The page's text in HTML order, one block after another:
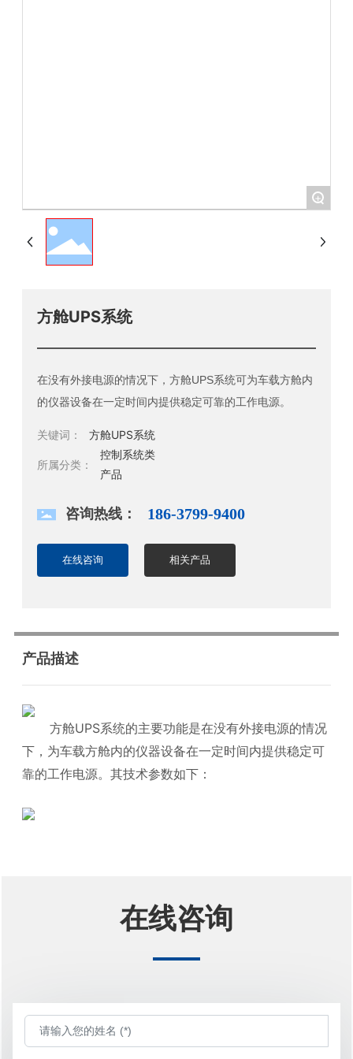
+
方舱UPS系统
在没有外接电源的情况下，方舱UPS系统可为车载方舱内
的仪器设备在一定时间内提供稳定可靠的工作电源。
关键词： 方舱UPS系统
所属分类：
控制系统类
产品
咨询热线： 186-3799-9400
在线咨询 相关产品
产品描述
方舱UPS系统的主要功能是在没有外接电源的情况
下，为车载方舱内的仪器设备在一定时间内提供稳定可
靠的工作电源。其技术参数如下：
在线咨询